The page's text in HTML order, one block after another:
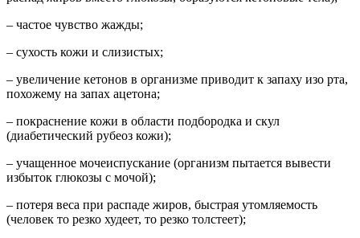
– частое чувство жажды;
– сухость кожи и слизистых;
– увеличение кетонов в организме приводит к запаху изо рта,
похожему на запах ацетона;
– покраснение кожи в области подбородка и скул
(диабетический рубеоз кожи);
– учащенное мочеиспускание (организм пытается вывести
избыток глюкозы с мочой);
– потеря веса при распаде жиров, быстрая утомляемость
(человек то резко худеет, то резко толстеет);